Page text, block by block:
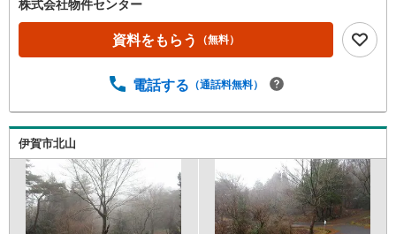
資料をもらう （無料）
電話する （通話料無料）
伊賀市北山